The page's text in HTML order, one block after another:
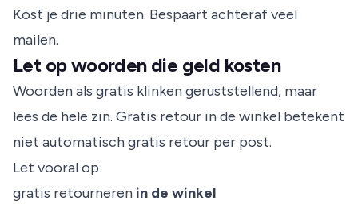
Kost je drie minuten. Bespaart achteraf veel
mailen.
Let op woorden die geld kosten
Woorden als gratis klinken geruststellend, maar
lees de hele zin. Gratis retour in de winkel betekent
niet automatisch gratis retour per post.
Let vooral op:
gratis retourneren in de winkel